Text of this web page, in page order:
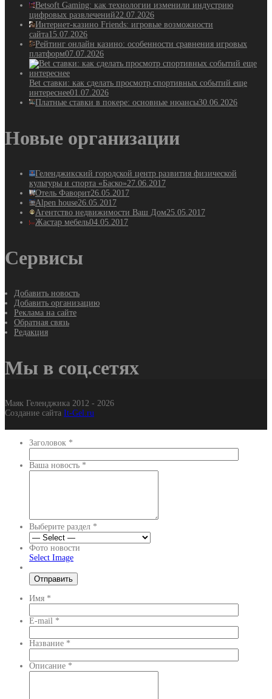
Betsoft Gaming: как технологии изменили индустрию
цифровых развлечений22.07.2026
Интернет-казино Friends: игровые возможности
сайта15.07.2026
Рейтинг онлайн казино: особенности сравнения игровых
платформ07.07.2026
Bet ставки: как сделать просмотр спортивных событий еще
интереснее01.07.2026
Платные ставки в покере: основные нюансы30.06.2026
Новые организации
Геленджикский городской центр развития физической
культуры и спорта «Баско»27.06.2017
Отель Фаворит26.05.2017
Alpen house26.05.2017
Агентство недвижимости Ваш Дом25.05.2017
Жастар мебель04.05.2017
Сервисы
Добавить новость
Добавить организацию
Реклама на сайте
Обратная связь
Редакция
Мы в соц.сетях
Маяк Геленджика 2012 - 2026
Создание сайта It-Gel.ru
Заголовок *
Ваша новость *
Выберите раздел *
Фото новости
Select Image
Имя *
E-mail *
Название *
Описание *